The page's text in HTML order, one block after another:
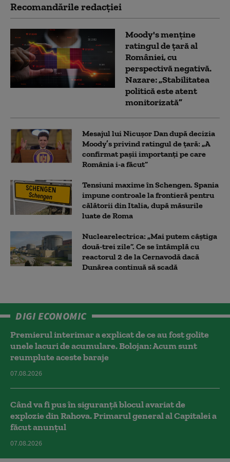
Recomandările redacţiei
Moody's menține
ratingul de țară al
României, cu
perspectivă negativă.
Nazare: „Stabilitatea
politică este atent
monitorizată”
Mesajul lui Nicușor Dan după decizia
Moody’s privind ratingul de țară: „A
confirmat pașii importanți pe care
România i-a făcut”
Tensiuni maxime în Schengen. Spania
impune controale la frontieră pentru
călătorii din Italia, după măsurile
luate de Roma
Nuclearelectrica: „Mai putem câștiga
două-trei zile”. Ce se întâmplă cu
reactorul 2 de la Cernavodă dacă
Dunărea continuă să scadă
DIGI ECONOMIC
Premierul interimar a explicat de ce au fost golite
unele lacuri de acumulare. Bolojan: Acum sunt
reumplute aceste baraje
07.08.2026
Când va fi pus în siguranță blocul avariat de
explozie din Rahova. Primarul general al Capitalei a
făcut anunțul
07.08.2026